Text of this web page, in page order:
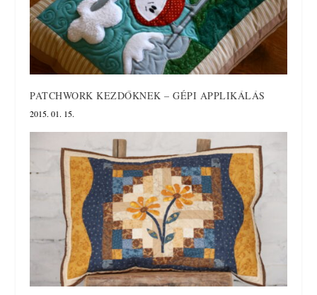
PATCHWORK KEZDŐKNEK – GÉPI APPLIKÁLÁS
2015. 01. 15.